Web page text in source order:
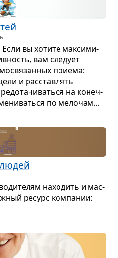
вы хотите мак­си­ми­
вам сле­дует
при­ема:
и рас­став­лять
на конеч­
по мело­чам...
нахо­дить и мас­
ресурс ком­па­нии: